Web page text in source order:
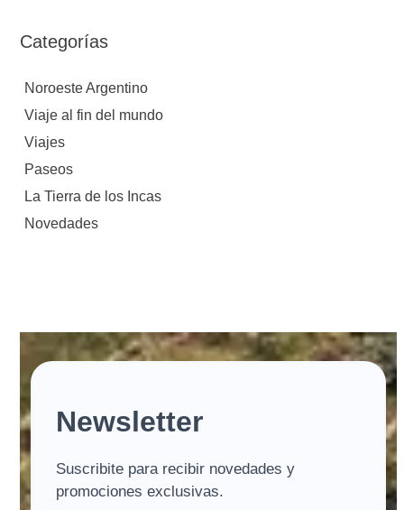
Categorías
Noroeste Argentino
Viaje al fin del mundo
Viajes
Paseos
La Tierra de los Incas
Novedades
Newsletter
Suscribite para recibir novedades y
promociones exclusivas.